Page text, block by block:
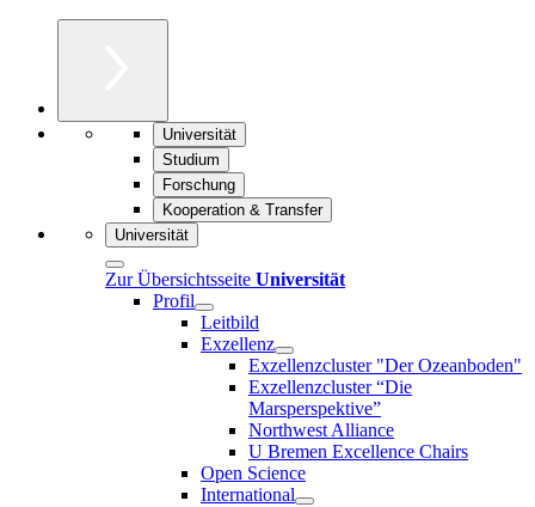
Universität
Studium
Forschung
Kooperation & Transfer
Universität
Zur Übersichtsseite Universität
Profil
Leitbild
Exzellenz
Exzellenzcluster "Der Ozeanboden"
Exzellenzcluster “Die
Marsperspektive”
Northwest Alliance
U Bremen Excellence Chairs
Open Science
International